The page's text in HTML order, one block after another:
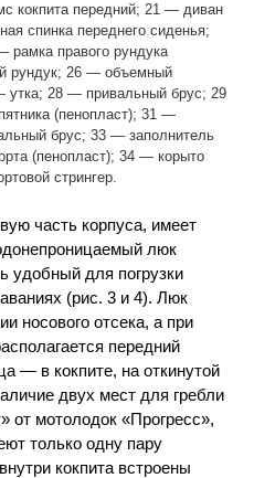
кокпита передний; 21 — диван
спинка переднего сиденья;
правого рундука
рундук; 26 — объемный
28 — привальный брус; 29
(пенопласт); 31 —
брус; 33 — заполнитель
(пенопласт); 34 — корыто
стрингер.
часть корпуса, имеет
люк
удобный для погрузки
(рис. 3 и 4). Люк
носового отсека, а при
передний
— в кокпите, на откинутой
двух мест для гребли
от мотолодок «Прогресс»,
только одну пару
кокпита встроены